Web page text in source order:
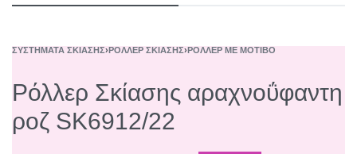
ΣΥΣΤΉΜΑΤΑ ΣΚΊΑΣΗΣ›ΡΌΛΛΕΡ ΣΚΊΑΣΗΣ›ΡΌΛΛΕΡ ΜΕ ΜΟΤΊΒΟ
Ρόλλερ Σκίασης αραχνοΰφαντη
ροζ SK6912/22